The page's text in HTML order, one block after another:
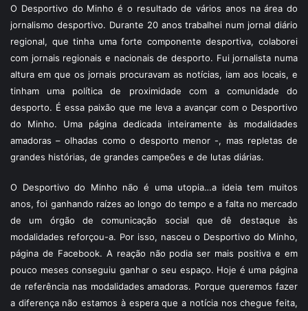
O Desportivo do Minho é o resultado de vários anos na área do
jornalismo desportivo. Durante 20 anos trabalhei num jornal diário
regional, que tinha uma forte componente desportiva, colaborei
com jornais regionais e nacionais de desporto. Fui jornalista numa
altura em que os jornais procuravam as notícias, iam aos locais, e
tinham uma política de proximidade com a comunidade do
desporto. É essa paixão que me leva a avançar com o Desportivo
do Minho. Uma página dedicada inteiramente às modalidades
amadoras – olhadas como o desporto menor -, mas repletas de
grandes histórias, de grandes campeões e de lutas diárias.
O Desportivo do Minho não é uma utopia…a ideia tem muitos
anos, foi ganhando raízes ao longo do tempo e a falta no mercado
de um órgão de comunicação social que dê destaque às
modalidades reforçou-a. Por isso, nasceu o Desportivo do Minho,
página de Facebook. A reação não podia ser mais positiva e em
pouco meses conseguiu ganhar o seu espaço. Hoje é uma página
de referência nas modalidades amadoras. Porque queremos fazer
a diferença não estamos à espera que a notícia nos chegue feita,